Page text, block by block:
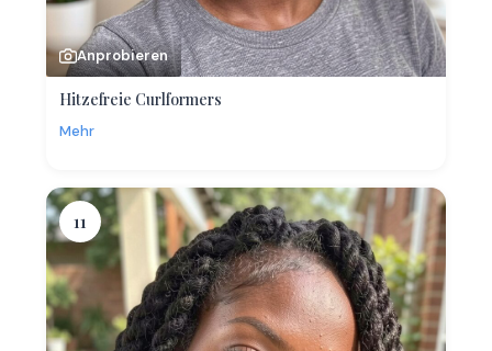
Anprobieren
Hitzefreie Curlformers
Mehr
11